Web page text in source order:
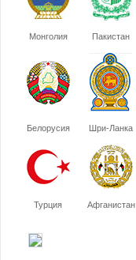
Монголия Пакистан
Белорусия Шри-Ланка
Турция Афганистан